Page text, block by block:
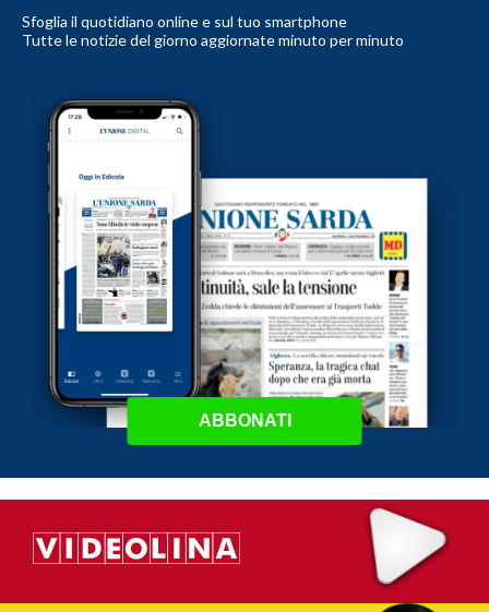
Sfoglia il quotidiano online e sul tuo smartphone
Tutte le notizie del giorno aggiornate minuto per minuto
ABBONATI